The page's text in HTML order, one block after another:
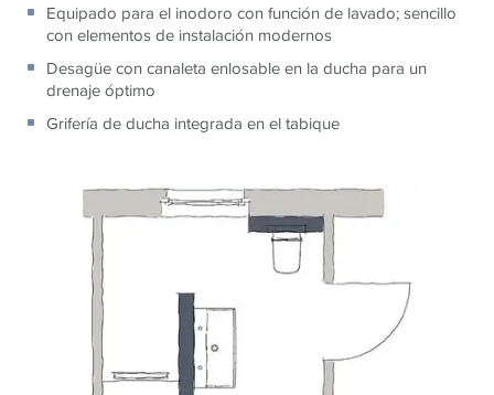
Equipado para el inodoro con función de lavado; sencillo
con elementos de instalación modernos
Desagüe con canaleta enlosable en la ducha para un
drenaje óptimo
Grifería de ducha integrada en el tabique